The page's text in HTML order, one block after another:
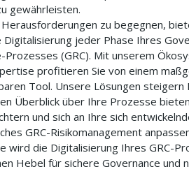
gewährleisten.
zu begegnen,
Digitalisierung jeder Phase Ihres
Prozesses (GRC). Mit unserem
profitieren Sie von einem
Tool. Unsere Lösungen
Überblick über Ihre Prozesse
und sich an Ihre sich
GRC-Risikomanagement
wird die Digitalisierung Ihres GRC-
Hebel für sichere Governance und